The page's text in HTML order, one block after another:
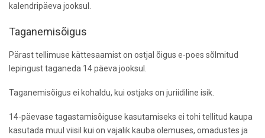
kalendripäeva jooksul.
Taganemisõigus
Pärast tellimuse kättesaamist on ostjal õigus e-poes sõlmitud
lepingust taganeda 14 päeva jooksul.
Taganemisõigus ei kohaldu, kui ostjaks on juriidiline isik.
14-päevase tagastamisõiguse kasutamiseks ei tohi tellitud kaupa
kasutada muul viisil kui on vajalik kauba olemuses, omadustes ja